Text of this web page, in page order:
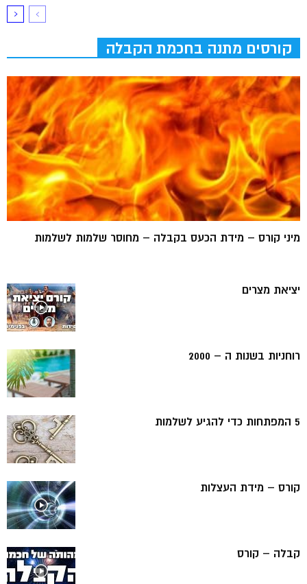
קורסים מתנה בחכמת הקבלה
מיני קורס – מידת הכעס בקבלה – מחוסר שלמות לשלמות
יציאת מצרים
רוחניות בשנות ה – 2000
5 המפתחות כדי להגיע לשלמות
קורס – מידת העצלות
קבלה – קורס